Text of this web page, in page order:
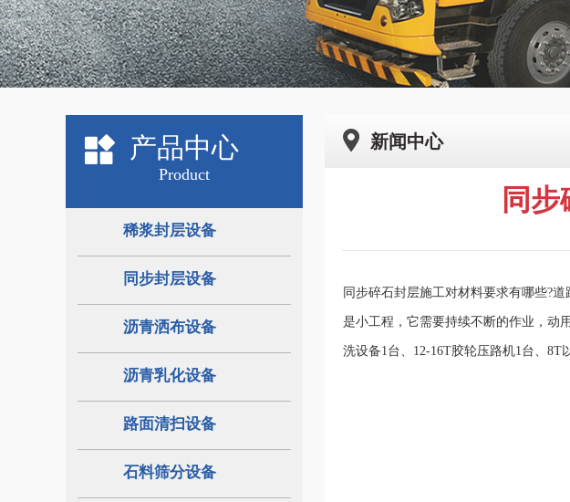
产品中心
Product
稀浆封层设备
同步封层设备
沥青洒布设备
沥青乳化设备
路面清扫设备
石料筛分设备
新闻中心
同
同步碎石封层施工对材料要求有哪些?
是小工程，它需要持续不断的作业，动用
洗设备1台、12-16T胶轮压路机1台、